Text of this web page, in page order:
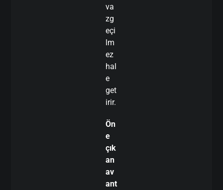
va
zg
eçi
lm
ez
hal
e
get
irir.
Ön
e
çık
an
av
ant